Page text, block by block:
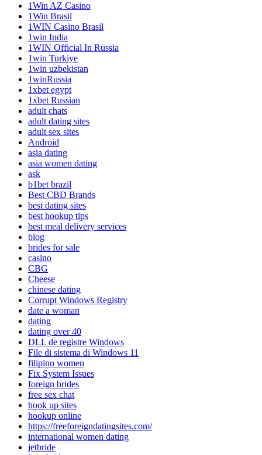
1Win AZ Casino
1Win Brasil
1WIN Casino Brasil
1win India
1WIN Official In Russia
1win Turkiye
1win uzbekistan
1winRussia
1xbet egypt
1xbet Russian
adult chats
adult dating sites
adult sex sites
Android
asia dating
asia women dating
ask
b1bet brazil
Best CBD Brands
best dating sites
best hookup tips
best meal delivery services
blog
brides for sale
casino
CBG
Cheese
chinese dating
Corrupt Windows Registry
date a woman
dating
dating over 40
DLL de registre Windows
File di sistema di Windows 11
filipino women
Fix System Issues
foreign brides
free sex chat
hook up sites
hookup online
https://freeforeigndatingsites.com/
international women dating
jetbride